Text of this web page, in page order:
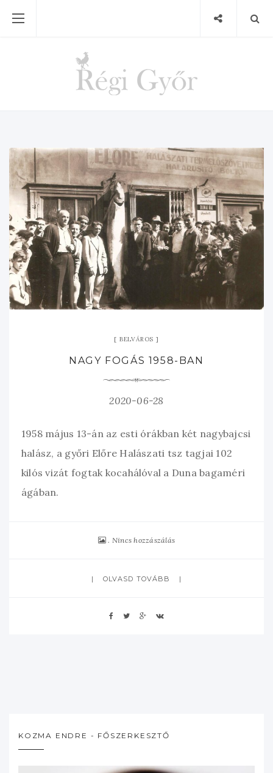
BELVÁROS
NAGY FOGÁS 1958-BAN
2020-06-28
1958 május 13-án az esti órákban két nagybajcsi
halász, a győri Előre Halászati tsz tagjai 102
kilós vizát fogtak kocahálóval a Duna bagaméri
ágában.
Nincs hozzászálás
OLVASD TOVÁBB
KOZMA ENDRE - FŐSZERKESZTŐ